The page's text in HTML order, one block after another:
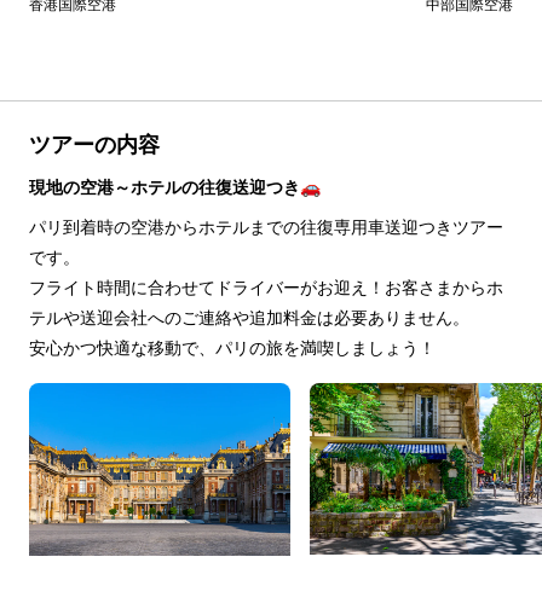
香港国際空港 中部国際空港
ツアーの内容
現地の空港～ホテルの往復送迎つき🚗
パリ到着時の空港からホテルまでの往復専用車送迎つきツアー
です。
フライト時間に合わせてドライバーがお迎え！お客さまからホ
テルや送迎会社へのご連絡や追加料金は必要ありません。
安心かつ快適な移動で、パリの旅を満喫しましょう！